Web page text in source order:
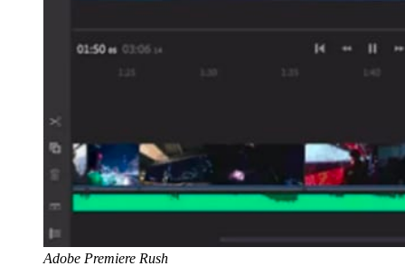
Adobe Premiere Rush